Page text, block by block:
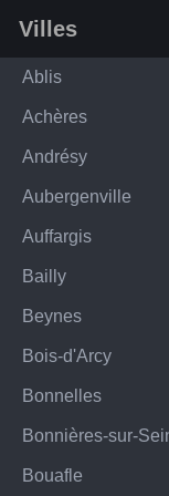
Villes
Ablis
Achères
Andrésy
Aubergenville
Auffargis
Bailly
Beynes
Bois-d'Arcy
Bonnelles
Bonnières-sur-
Bouafle